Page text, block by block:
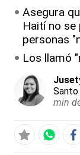
Asegura
Haití no
personas
Los llamó
Santo
min